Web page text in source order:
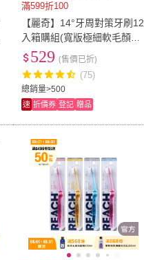
滿599折100
【麗奇】14°牙周對策牙刷12
入箱購組(寬版極細軟毛顏色
隨機出貨)
總銷量>500
529 (售價已折)
(75)
速 折價券 登記 贈品